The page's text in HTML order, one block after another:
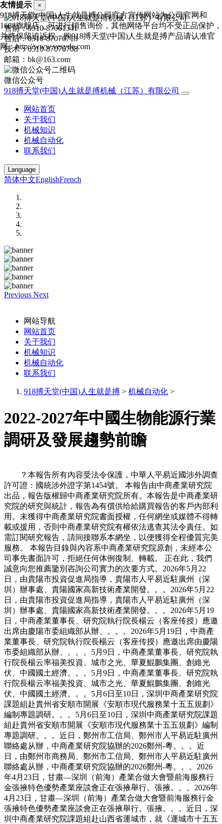
售前：0510-87061341
售后：0510-87076718
技术：0510-87076708
邮箱：bk@163.com
微信公众号
918搏天堂(中国)人生就是搏机械（江苏）有限公司
网站首页
关于我们
机械知识
机械自动化
联系我们
Language
简体中文EnglishFrench
Previous Next
网站导航
网站首页
关于我们
机械知识
机械自动化
联系我们
918搏天堂(中国)人生就是搏 > 机械自动化 >
2022-2027年中國生物能源行業
調研及發展趨勢前瞻
？本報告所有內容受法令保護，中華人平易近國涉外調查
許可證：國統涉外證字第1454號。 本報告由中商產業研究院
出品，報告版權歸中商產業研究院所有。本報告是中商產業研
究院的研究與統計，報告為有償供给給購買報告的客戶內部利
用。未獲得中商產業研究院書面授權，任何網坐或媒體不得轉
載或援用，否則中商產業研究院有權依法逃查其法令責任。如
需訂閱研究報告，請间接聯系本網坐，以便獲得全程優質完美
服務。 本報告目錄與內容系中商產業研究院原創，未經本公
司事先書面許可，拒絕任何体例復制、轉載。 正在此，我們
誠意向您推薦鑒別咨詢公司實力的次要方式。2026年5月22
日，由貴陽市投資促進局指導，貴陽市人平易近駐廣州（深
圳）辦事處、貴陽國家高新技術產業開發。。。2026年5月22
日，由貴陽市投資促進局指導，貴陽市人平易近駐廣州（深
圳）辦事處、貴陽國家高新技術產業開發。。。2026年5月19
日，中商產業董事長、研究院執行院長楊云（客座传授）應邀
出席由慶陽市委組織部从辦、。。。2026年5月19日，中商產
業董事長、研究院執行院長楊云（客座传授）應邀出席由慶陽
市委組織部从辦、。。。5月9日，中商產業董事長、研究院執
行院長楊云率福美投資、城市之光、華夏鯤鵬集團、創維光
伏、中國國土經濟。。。5月9日，中商產業董事長、研究院執
行院長楊云率福美投資、城市之光、華夏鯤鵬集團、創維光
伏、中國國土經濟。。。5月6日至10日，深圳中商產業研究院
課題組赴貴州省安順市開展《安順市現代服務業十五五規劃》
編制專題調研。。。5月6日至10日，深圳中商產業研究院課題
組赴貴州省安順市開展《安順市現代服務業十五五規劃》編制
專題調研。。。近日，鄭州市工信局、鄭州市人平易近駐廣州
聯絡處从辦，中商產業研究院協辦的2026鄭州-粵。。。近
日，由鄭州市商務局、鄭州市工信局、鄭州市人平易近駐廣州
聯絡處从辦，中商產業研究院協辦的2026鄭州-粵。。。2026
年4月23日，甘肅—深圳（前海）產業合做大會暨前海服務行
金張掖特色優勢產業座談會正在張掖舉行。張掖。。。2026年
4月23日，甘肅—深圳（前海）產業合做大會暨前海服務行金
張掖特色優勢產業座談會正在張掖舉行。張掖。。。近日，深
圳中商產業研究院課題組赴山西省運城市，就《運城市十五五
友情提示 ×
918搏天堂(中国)人生就是搏公司官方宣传网站为公司官网和
1688旗舰店，可进行销售询价，其他网络平台均不受正品保护，
并将保留追诉权，购918搏天堂(中国)人生就是搏产品请认准官
网：http://www.vesyde.com